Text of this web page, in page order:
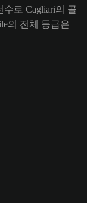
로 Cagliari의 골
의 전체 등급은